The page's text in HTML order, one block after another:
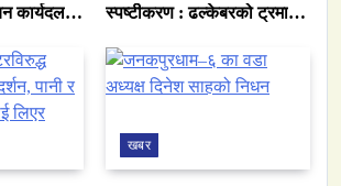
कार्यदल
स्पष्टीकरण : ढल्केबरको ट्रमा
खबर